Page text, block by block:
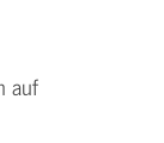
auf